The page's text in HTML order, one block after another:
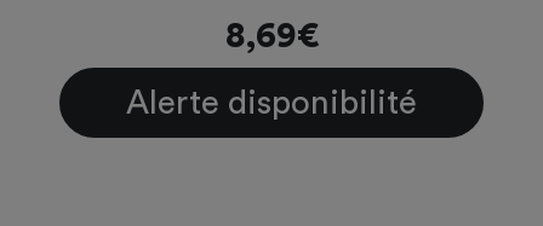
8,69€
Alerte disponibilité